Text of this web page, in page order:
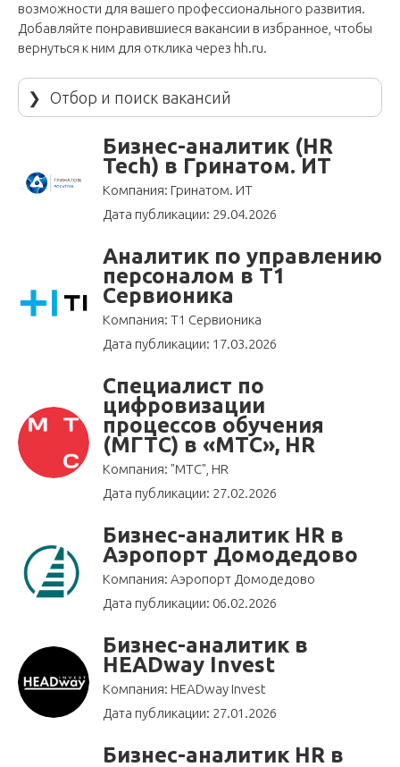
возможности для вашего профессионального развития.
Добавляйте понравившиеся вакансии в избранное, чтобы
вернуться к ним для отклика через hh.ru.
❯ Отбор и поиск вакансий
Бизнес-аналитик (HR
Tech) в Гринатом. ИТ
Компания: Гринатом. ИТ
Дата публикации: 29.04.2026
Аналитик по управлению
персоналом в Т1
Сервионика
Компания: Т1 Сервионика
Дата публикации: 17.03.2026
Специалист по
цифровизации
процессов обучения
(МГТС) в «МТС», HR
Компания: "МТС", HR
Дата публикации: 27.02.2026
Бизнес-аналитик HR в
Аэропорт Домодедово
Компания: Аэропорт Домодедово
Дата публикации: 06.02.2026
Бизнес-аналитик в
HEADway Invest
Компания: HEADway Invest
Дата публикации: 27.01.2026
Бизнес-аналитик HR в